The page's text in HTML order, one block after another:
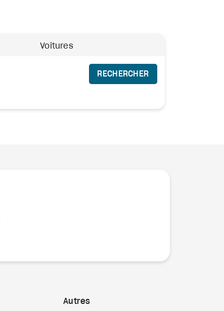
Voitures
RECHERCHER
Autres